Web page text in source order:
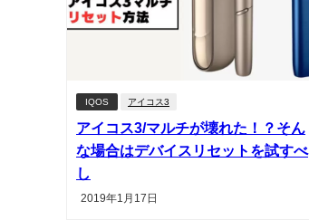
IQOS アイコス3
アイコス3/マルチが壊れた！？そん
な場合はデバイスリセットを試すべ
し
2019年1月17日